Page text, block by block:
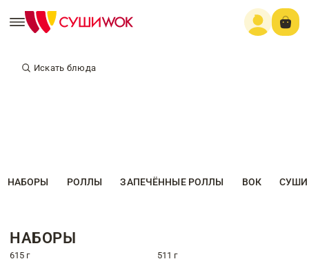
Искать блюда
НАБОРЫ РОЛЛЫ ЗАПЕЧЁННЫЕ РОЛЛЫ ВОК СУШИ
НАБОРЫ
615 г 511 г